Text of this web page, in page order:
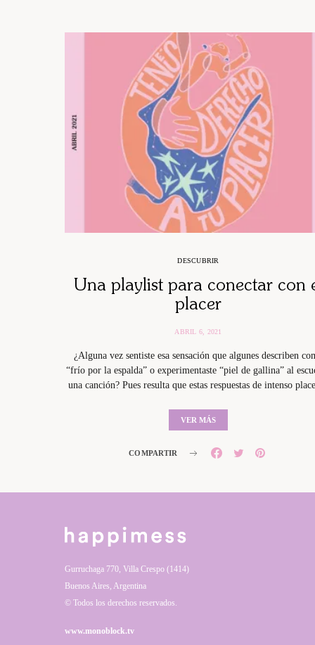
DESCUBRIR
Una playlist para conectar con
placer
ABRIL 6, 2021
¿Alguna vez sentiste esa sensación que algunes describen
“frío por la espalda” o experimentaste “piel de gallina” al
una canción? Pues resulta que estas respuestas de intenso
VER MÁS
COMPARTIR
Gurruchaga 770, Villa Crespo (1414)
Buenos Aires, Argentina
© Todos los derechos reservados.
www.monoblock.tv